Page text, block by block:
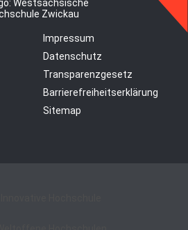
Impressum
Datenschutz
Transparenzgesetz
Barrierefreiheitserklärung
Sitemap